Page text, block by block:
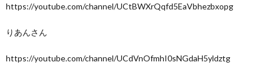
https://youtube.com/channel/UCtBWXrQqfd5EaVbhezbxopg
りあんさん
https://youtube.com/channel/UCdVnOfmhI0sNGdaH5yldztg